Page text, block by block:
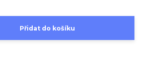
Přidat do košíku